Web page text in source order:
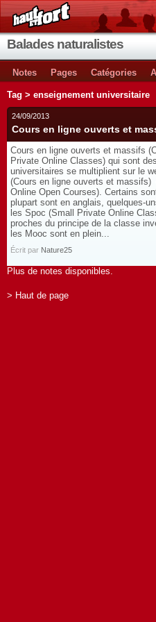
Balades naturalistes
Notes Pages Catégories
Tag > enseignement universitaire
24/09/2013
Cours en ligne ouverts et
Cours en ligne ouverts et massifs
Private Online Classes) qui sont
universitaires se multiplient sur le
(Cours en ligne ouverts et
Online Open Courses). Certains
plupart sont en anglais, quelques-
les Spoc (Small Private Online
proches du principe de la classe
les Mooc sont en plein...
Écrit par Nature25
Plus de notes disponibles.
> Haut de page